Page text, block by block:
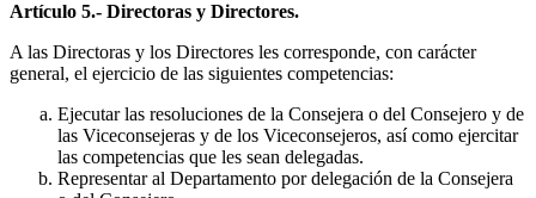
Artículo 5.- Directoras y Directores.
A las Directoras y los Directores les corresponde, con carácter
general, el ejercicio de las siguientes competencias:
Ejecutar las resoluciones de la Consejera o del Consejero y de
las Viceconsejeras y de los Viceconsejeros, así como ejercitar
las competencias que les sean delegadas.
Representar al Departamento por delegación de la Consejera